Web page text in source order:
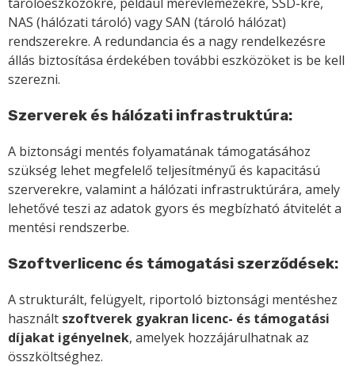
tárolóeszközökre, például merevlemezekre, SSD-kre,
NAS (hálózati tároló) vagy SAN (tároló hálózat)
rendszerekre. A redundancia és a nagy rendelkezésre
állás biztosítása érdekében további eszközöket is be kell
szerezni.
Szerverek és hálózati infrastruktúra:
A biztonsági mentés folyamatának támogatásához
szükség lehet megfelelő teljesítményű és kapacitású
szerverekre, valamint a hálózati infrastruktúrára, amely
lehetővé teszi az adatok gyors és megbízható átvitelét a
mentési rendszerbe.
Szoftverlicenc és támogatási szerződések:
A strukturált, felügyelt, riportoló biztonsági mentéshez
használt szoftverek gyakran licenc- és támogatási
díjakat igényelnek, amelyek hozzájárulhatnak az
összköltséghez.